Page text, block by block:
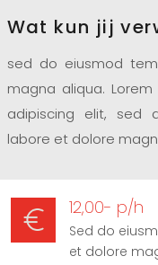
Wat kun jij
sed do eiusmod
magna aliqua.
adipiscing elit, sed
labore et dolore
12,00- p/h
Sed do
et dolore